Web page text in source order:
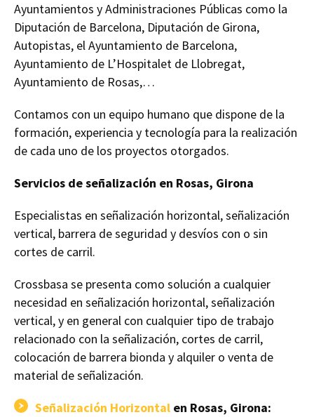
Ayuntamientos y Administraciones Públicas como la
Diputación de Barcelona, Diputación de Girona,
Autopistas, el Ayuntamiento de Barcelona,
Ayuntamiento de L’Hospitalet de Llobregat,
Ayuntamiento de Rosas,…
Contamos con un equipo humano que dispone de la
formación, experiencia y tecnología para la realización
de cada uno de los proyectos otorgados.
Servicios de señalización en Rosas, Girona
Especialistas en señalización horizontal, señalización
vertical, barrera de seguridad y desvíos con o sin
cortes de carril.
Crossbasa se presenta como solución a cualquier
necesidad en señalización horizontal, señalización
vertical, y en general con cualquier tipo de trabajo
relacionado con la señalización, cortes de carril,
colocación de barrera bionda y alquiler o venta de
material de señalización.
Señalización Horizontal en Rosas, Girona: